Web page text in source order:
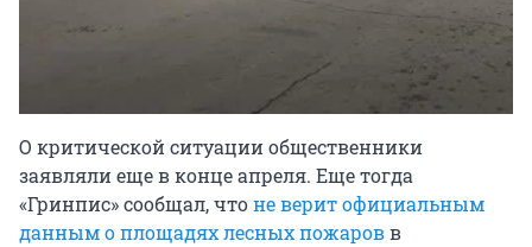
О критической ситуации общественники
заявляли еще в конце апреля. Еще тогда
«Гринпис» сообщал, чтоне верит официальным
данным о площадях лесных пожаровв